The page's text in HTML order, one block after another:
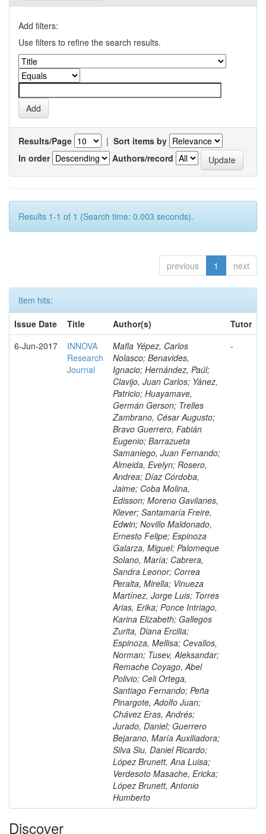
Add filters:
Use filters to refine the search results.
Results/Page | Sort items by
In order
Authors/record
Results 1-1 of 1 (Search time: 0.003 seconds).
previous 1 next
Item hits:
Issue Date
Title Author(s)
Tutor
6-Jun-2017
INNOVA
Research
Journal
Mafla Yépez, Carlos
Nolasco; Benavides,
Ignacio; Hernández, Paúl;
Clavijo, Juan Carlos; Yánez,
Patricio; Huayamave,
Germán Gerson; Trelles
Zambrano, César Augusto;
Bravo Guerrero, Fabián
Eugenio; Barrazueta
Samaniego, Juan Fernando;
Almeida, Evelyn; Rosero,
Andrea; Díaz Córdoba,
Jaime; Coba Molina,
Edisson; Moreno Gavilanes,
Klever; Santamaría Freire,
Edwin; Novillo Maldonado,
Ernesto Felipe; Espinoza
Galarza, Miguel; Palomeque
Solano, María; Cabrera,
Sandra Leonor; Correa
Peralta, Mirella; Vinueza
Martínez, Jorge Luis; Torres
Arias, Erika; Ponce Intriago,
Karina Elizabeth; Gallegos
Zurita, Diana Ercilia;
Espinoza, Mellisa; Cevallos,
Norman; Tusev, Aleksandar;
Remache Coyago, Abel
Polivio; Celi Ortega,
Santiago Fernando; Peña
Pinargote, Adolfo Juan;
Chávez Eras, Andrés;
Jurado, Daniel; Guerrero
Bejarano, María Auxiliadora;
Silva Siu, Daniel Ricardo;
López Brunett, Ana Luisa;
Verdesoto Masache, Ericka;
López Brunett, Antonio
Humberto
-
Discover